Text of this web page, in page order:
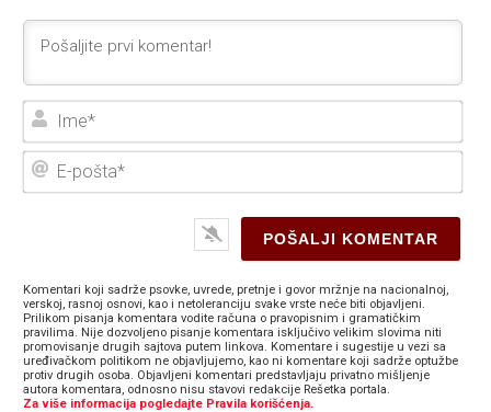
E-
Komentari koji sadrže psovke, uvrede, pretnje i govor mržnje na nacionalnoj,
verskoj, rasnoj osnovi, kao i netoleranciju svake vrste neće biti objavljeni.
Prilikom pisanja komentara vodite računa o pravopisnim i gramatičkim
pravilima. Nije dozvoljeno pisanje komentara isključivo velikim slovima niti
promovisanje drugih sajtova putem linkova. Komentare i sugestije u vezi sa
uređivačkom politikom ne objavljujemo, kao ni komentare koji sadrže optužbe
protiv drugih osoba. Objavljeni komentari predstavljaju privatno mišljenje
autora komentara, odnosno nisu stavovi redakcije Rešetka portala.
Za više informacija pogledajte Pravila korišćenja.